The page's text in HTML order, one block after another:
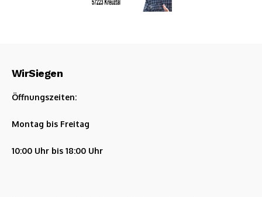
WirSiegen
Öffnungszeiten:
Montag bis Freitag
10:00 Uhr bis 18:00 Uhr